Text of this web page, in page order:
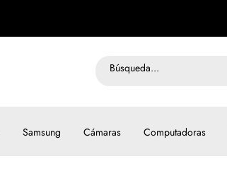
Samsung Cámaras Computadoras